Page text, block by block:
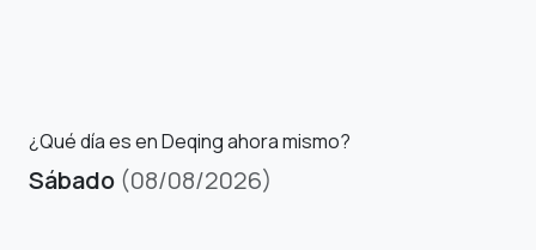
¿Qué día es en Deqing ahora mismo?
Sábado (08/08/2026)